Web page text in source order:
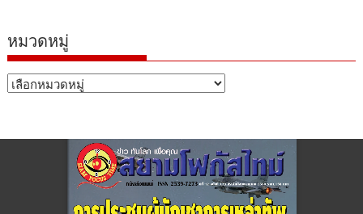
หมวดหมู่
หมวด